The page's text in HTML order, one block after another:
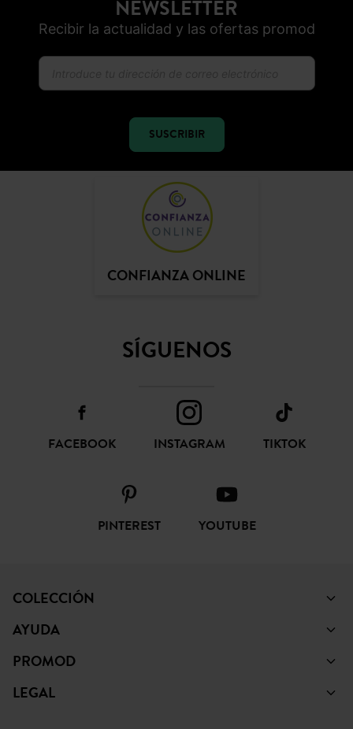
NEWSLETTER
Recibir la actualidad y las ofertas promod
SUSCRIBIR
CONFIANZA ONLINE
SÍGUENOS
FACEBOOK INSTAGRAM TIKTOK
PINTEREST YOUTUBE
COLECCIÓN
AYUDA
PROMOD
LEGAL